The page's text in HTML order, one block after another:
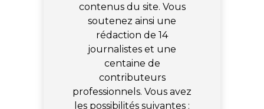
contenus du site. Vous
soutenez ainsi une
rédaction de 14
journalistes et une
centaine de
contributeurs
professionnels. Vous avez
les possibilités suivantes :